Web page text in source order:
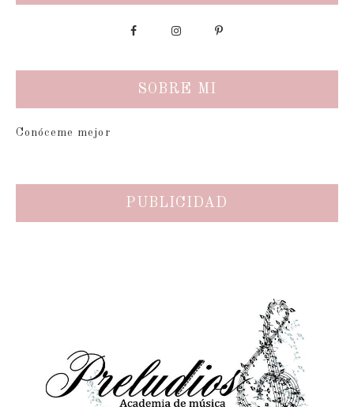
SOBRE MI
Conóceme mejor
PUBLICIDAD